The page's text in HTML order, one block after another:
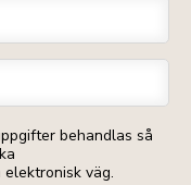
behandlas så
väg.